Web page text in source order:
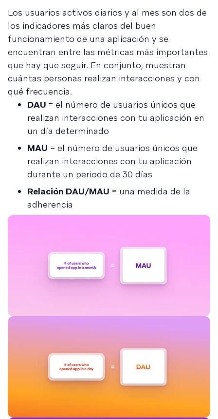
Los usuarios activos diarios y al mes son dos de
los indicadores más claros del buen
funcionamiento de una aplicación y se
encuentran entre las métricas más importantes
que hay que seguir. En conjunto, muestran
cuántas personas realizan interacciones y con
qué frecuencia.
DAU = el número de usuarios únicos que
realizan interacciones con tu aplicación en
un día determinado
MAU = el número de usuarios únicos que
realizan interacciones con tu aplicación
durante un periodo de 30 días
Relación DAU/MAU = una medida de la
adherencia